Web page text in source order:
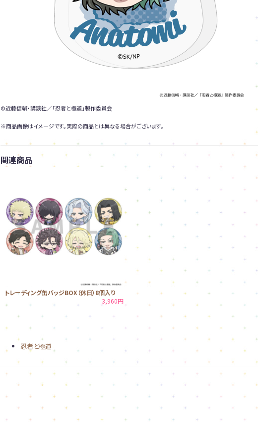
©近藤信輔・講談社／「忍者と極道」製作委員会
※商品画像はイメージです。実際の商品とは異なる場合がございます。
関連商品
トレーディング缶バッジBOX（休日）8個入り
3,960円
忍者と極道